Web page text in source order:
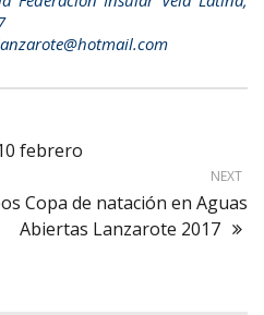
febrero
NEXT
Copa de natación en Aguas
Abiertas Lanzarote 2017